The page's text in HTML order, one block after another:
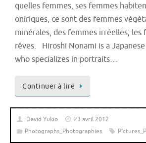
quelles femmes, ses femmes
oniriques, ce sont des femmes
minérales, des femmes irréelles; les
rêves. Hiroshi Nonami is a
who specializes in portraits…
Continuer à lire
David Yukio
23 avril 2012
Photographs_Photographies